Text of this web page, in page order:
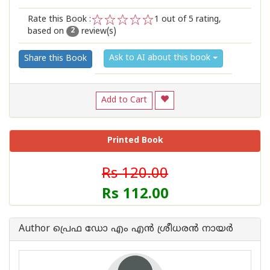
Rate this Book :
2
1
1 out of 5 rating,
based on
2 review(s)
Share this Book Ask to AI about this book
Add to Cart
Printed Book
Rs 120.00
Rs 112.00
Author പ്രെഫ ഡോ എം എന്‍ ശ്രീധരന്‍ നായര്‍